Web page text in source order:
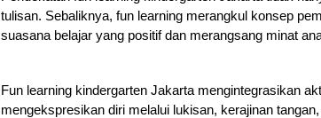
tulisan. Sebaliknya, fun learning merangkul konsep
suasana belajar yang positif dan merangsang minat
Fun learning kindergarten Jakarta mengintegrasikan
mengekspresikan diri melalui lukisan, kerajinan